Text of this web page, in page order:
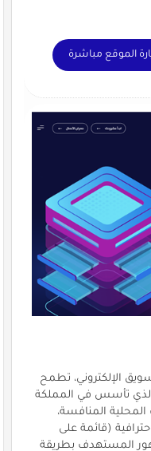
الموقع مباشرة
الإلكتروني، تطمح
تأسس في المملكة
المنافسة،
(قائمة على
المستهدف بطريقة